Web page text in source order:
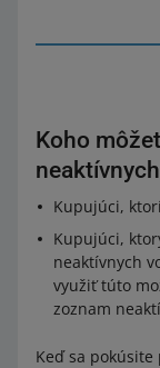
Koho
neaktívnych
Kupujúci,
Kupujúci,
neaktívnych
využiť túto
zoznam
Keď sa